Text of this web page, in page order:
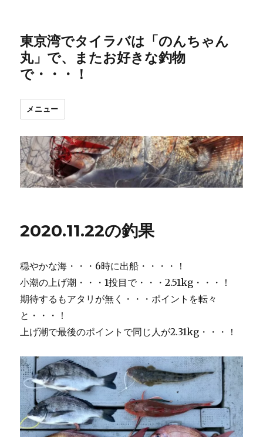
東京湾でタイラバは「のんちゃん
丸」で、またお好きな釣物
で・・・！
メニュー
2020.11.22の釣果
穏やかな海・・・6時に出船・・・・！
小潮の上げ潮・・・1投目で・・・2.51kg・・・！
期待するもアタリが無く・・・ポイントを転々
と・・・！
上げ潮で最後のポイントで同じ人が2.31kg・・・！